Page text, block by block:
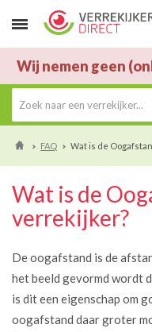
Wij nemen geen
FAQ Wat is de
Wat is de
verrekijker?
De oogafstand is de
het beeld gevormd wordt
is dit een eigenschap om
oogafstand daar groter